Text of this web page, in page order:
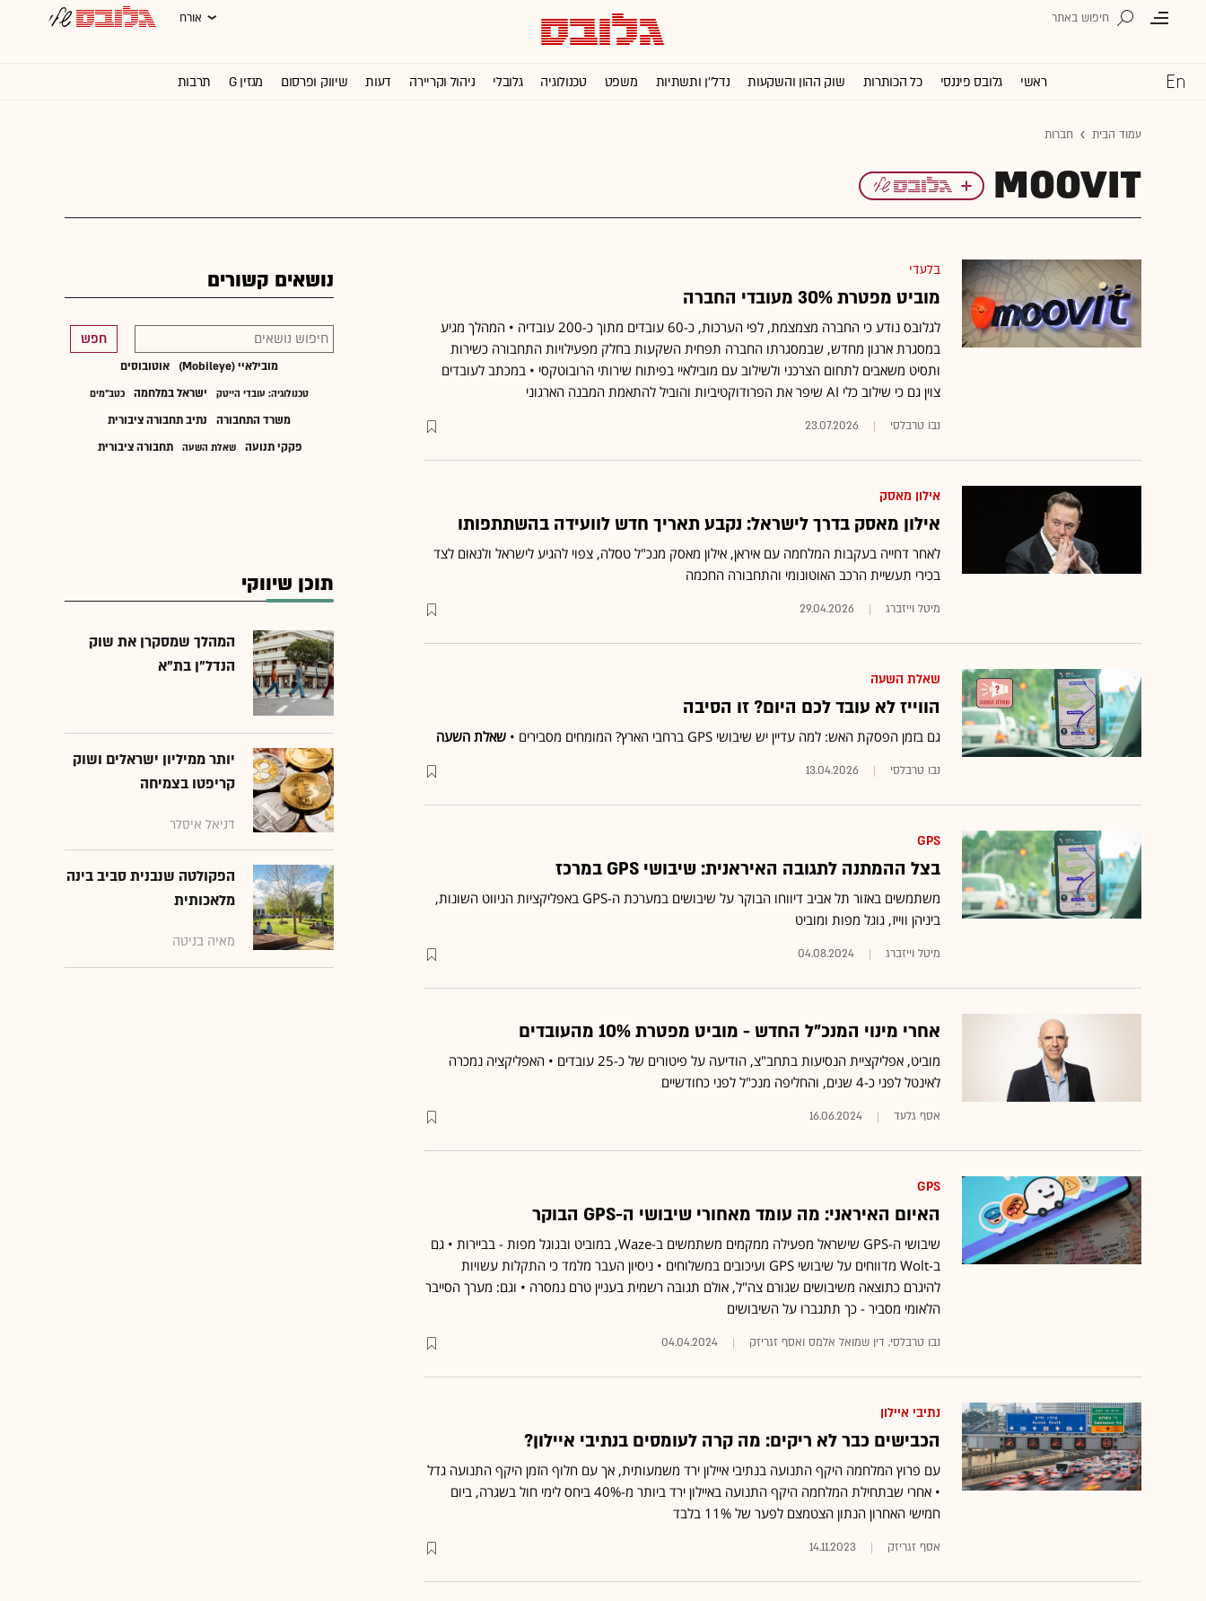
אורח
ראשי גלובס פיננסי כל הכותרות שוק ההון והשקעות נדל''ן ותשתיות משפט טכנולוגיה גלובלי ניהול וקריירה דעות שיווק ופרסום מגזין G תרבות
עמוד הבית חברות
MOOVIT
בלעדי
מוביט מפטרת 30% מעובדי החברה
לגלובס נודע כי החברה מצמצמת, לפי הערכות, כ-60 עובדים מתוך כ-200 עובדיה • המהלך מגיע
במסגרת ארגון מחדש, שבמסגרתו החברה תפחית השקעות בחלק מפעילויות התחבורה כשירות
ותסיט משאבים לתחום הצרכני ולשילוב עם מובילאיי בפיתוח שירותי הרובוטקסי • במכתב לעובדים
צוין גם כי שילוב כלי AI שיפר את הפרודוקטיביות והוביל להתאמת המבנה הארגוני
נבו טרבלסי 23.07.2026
אילון מאסק
אילון מאסק בדרך לישראל: נקבע תאריך חדש לוועידה בהשתתפותו
לאחר דחייה בעקבות המלחמה עם איראן, אילון מאסק מנכ"ל טסלה, צפוי להגיע לישראל ולנאום לצד
בכירי תעשיית הרכב האוטונומי והתחבורה החכמה
מיטל וייזברג 29.04.2026
שאלת השעה
הווייז לא עובד לכם היום? זו הסיבה
גם בזמן הפסקת האש: למה עדיין יש שיבושי GPS ברחבי הארץ? המומחים מסבירים • שאלת השעה
נבו טרבלסי 13.04.2026
GPS
בצל ההמתנה לתגובה האיראנית: שיבושי GPS במרכז
משתמשים באזור תל אביב דיווחו הבוקר על שיבושים במערכת ה-GPS באפליקציות הניווט השונות,
ביניהן ווייז, גוגל מפות ומוביט
מיטל וייזברג 04.08.2024
אחרי מינוי המנכ"ל החדש - מוביט מפטרת 10% מהעובדים
מוביט, אפליקציית הנסיעות בתחב"צ, הודיעה על פיטורים של כ-25 עובדים • האפליקציה נמכרה
לאינטל לפני כ-4 שנים, והחליפה מנכ"ל לפני כחודשיים
אסף גלעד 16.06.2024
GPS
האיום האיראני: מה עומד מאחורי שיבושי ה-GPS הבוקר
שיבושי ה-GPS שישראל מפעילה ממקמים משתמשים ב-Waze, במוביט ובגוגל מפות - בביירות • גם
ב-Wolt מדווחים על שיבושי GPS ועיכובים במשלוחים • ניסיון העבר מלמד כי התקלות עשויות
להיגרם כתוצאה משיבושים שגורם צה"ל, אולם תגובה רשמית בעניין טרם נמסרה • וגם: מערך הסייבר
הלאומי מסביר - כך תתגברו על השיבושים
נבו טרבלסי, דין שמואל אלמס ואסף זגריזק 04.04.2024
נתיבי איילון
הכבישים כבר לא ריקים: מה קרה לעומסים בנתיבי איילון?
עם פרוץ המלחמה היקף התנועה בנתיבי איילון ירד משמעותית, אך עם חלוף הזמן היקף התנועה גדל
• אחרי שבתחילת המלחמה היקף התנועה באיילון ירד ביותר מ-40% ביחס לימי חול בשגרה, ביום
חמישי האחרון הנתון הצטמצם לפער של 11% בלבד
אסף זגריזק 14.11.2023
נושאים קשורים
חפש
מובילאיי (Mobileye) אוטובוסים
טכנולוגיה: עובדי הייטק ישראל במלחמה כטב"מים
משרד התחבורה
נתיב תחבורה ציבורית
פקקי תנועה
שאלת השעה תחבורה ציבורית
תוכן שיווקי
המהלך שמסקרן את שוק
הנדל"ן בת"א
יותר ממיליון ישראלים ושוק
קריפטו בצמיחה
דניאל איסלר
הפקולטה שנבנית סביב בינה
מלאכותית
מאיה בניטה